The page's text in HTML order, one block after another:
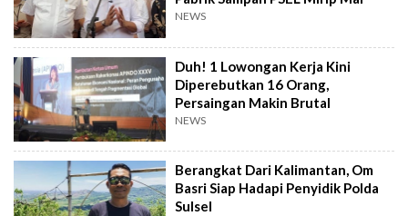
NEWS
Duh! 1 Lowongan Kerja Kini
Diperebutkan 16 Orang,
Persaingan Makin Brutal
NEWS
Berangkat Dari Kalimantan, Om
Basri Siap Hadapi Penyidik Polda
Sulsel